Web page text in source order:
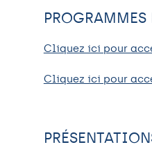
Cliquez ici pour
Cliquez ici pour